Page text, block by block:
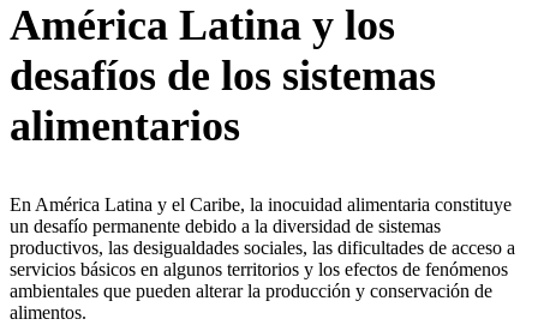
América Latina y los
desafíos de los sistemas
alimentarios
En América Latina y el Caribe, la inocuidad alimentaria constituye
un desafío permanente debido a la diversidad de sistemas
productivos, las desigualdades sociales, las dificultades de acceso a
servicios básicos en algunos territorios y los efectos de fenómenos
ambientales que pueden alterar la producción y conservación de
alimentos.